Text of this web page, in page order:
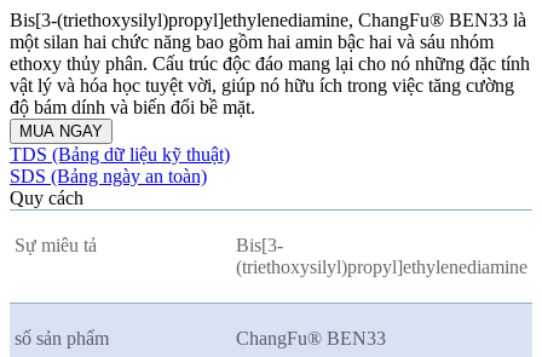
Bis[3-(triethoxysilyl)propyl]ethylenediamine, ChangFu® BEN33 là
một silan hai chức năng bao gồm hai amin bậc hai và sáu nhóm
ethoxy thủy phân. Cấu trúc độc đáo mang lại cho nó những đặc tính
vật lý và hóa học tuyệt vời, giúp nó hữu ích trong việc tăng cường
độ bám dính và biến đổi bề mặt.
MUA NGAY
TDS (Bảng dữ liệu kỹ thuật)
SDS (Bảng ngày an toàn)
Quy cách
Sự miêu tả
Bis[3-
(triethoxysilyl)propyl]ethylenediamine
số sản phẩm ChangFu® BEN33